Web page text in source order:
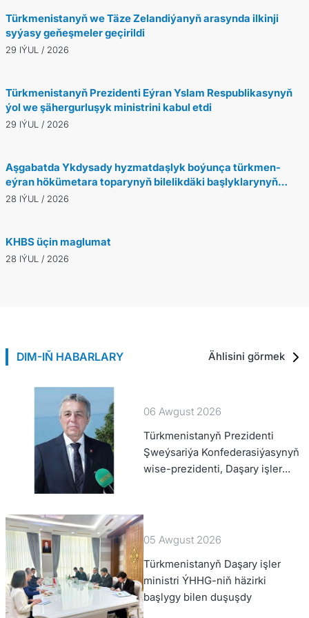
Türkmenistanyň we Täze Zelandiýanyň arasynda ilkinji
syýasy geňeşmeler geçirildi
29 IÝUL / 2026
Türkmenistanyň Prezidenti Eýran Yslam Respublikasynyň
ýol we şähergurluşyk ministrini kabul etdi
29 IÝUL / 2026
Aşgabatda Ykdysady hyzmatdaşlyk boýunça türkmen-
eýran hökümetara toparynyň bilelikdäki başlyklarynyň
duşuşygy geçirildi
28 IÝUL / 2026
KHBS üçin maglumat
28 IÝUL / 2026
DIM-IŇ HABARLARY Ählisini görmek
06 Awgust 2026
Türkmenistanyň Prezidenti
Şweýsariýa Konfederasiýasynyň
wise-prezidenti, Daşary işler
05 Awgust 2026
Türkmenistanyň Daşary işler
ministri ÝHHG-niň häzirki
başlygy bilen duşuşdy